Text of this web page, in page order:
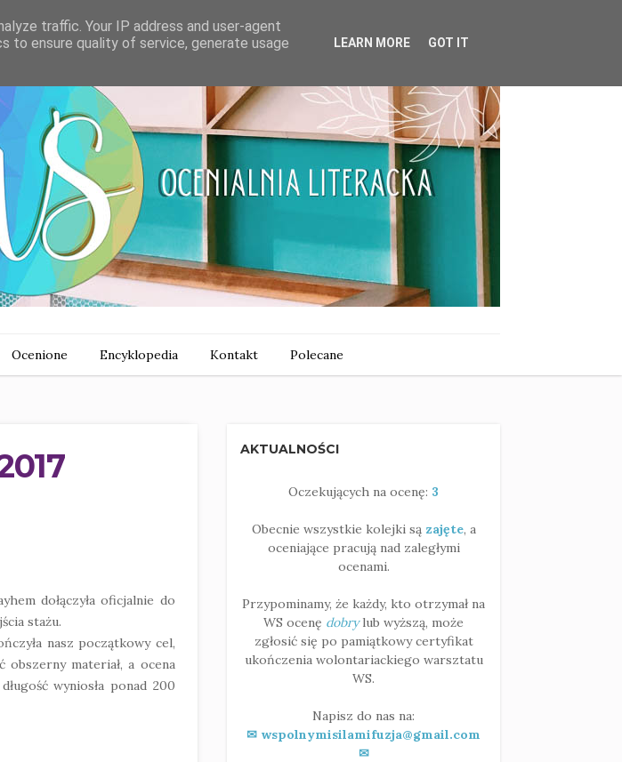
Ocenione Encyklopedia Kontakt Polecane
dołączyła oficjalnie do
stażu.
nasz początkowy cel,
obszerny materiał, a ocena
wyniosła ponad 200
AKTUALNOŚCI
Oczekujących na ocenę: 3
Obecnie wszystkie kolejki są zajęte, a
oceniające pracują nad zaległymi
ocenami.
Przypominamy, że każdy, kto otrzymał na
WS ocenę dobrylub wyższą, może
zgłosić się po pamiątkowy certyfikat
ukończenia wolontariackiego warsztatu
WS.
Napisz do nas na:
✉ wspolnymisilamifuzja@gmail.com
✉
traffic. Your IP address and user-agent
to ensure quality of service, generate usage
LEARN MORE GOT IT